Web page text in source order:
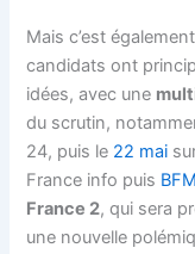
Mais c’est
candidats ont
idées, avec une
du scrutin,
24, puis le 22 mai
France info puis
France 2, qui sera
une nouvelle